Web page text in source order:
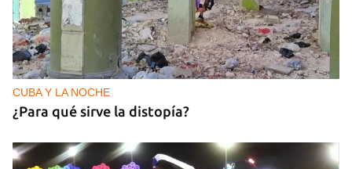
CUBA Y LA NOCHE
¿Para qué sirve la distopía?